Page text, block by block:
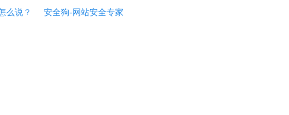
么说？ 安全狗-网站安全专家